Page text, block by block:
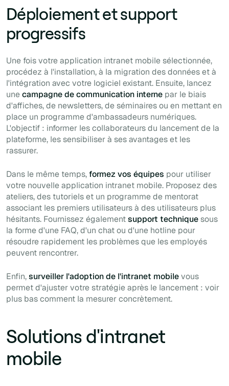
Déploiement et support
progressifs
Une fois votre application intranet mobile sélectionnée,
procédez à l'installation, à la migration des données et à
l'intégration avec votre logiciel existant. Ensuite, lancez
unecampagne de communication interne par le biais
d'affiches, de newsletters, de séminaires ou en mettant en
place un programme d'ambassadeurs numériques.
L'objectif : informer les collaborateurs du lancement de la
plateforme, les sensibiliser à ses avantages et les
rassurer.
Dans le même temps,formez vos équipes pour utiliser
votre nouvelle application intranet mobile. Proposez des
ateliers, des tutoriels et un programme de mentorat
associant les premiers utilisateurs à des utilisateurs plus
hésitants. Fournissez égalementsupport techniquesous
la forme d'une FAQ, d'un chat ou d'une hotline pour
résoudre rapidement les problèmes que les employés
peuvent rencontrer.
Enfin,surveiller l'adoption de l'intranet mobilevous
permet d'ajuster votre stratégie après le lancement : voir
plus bas comment la mesurer concrètement.
Solutions d'intranet
mobile